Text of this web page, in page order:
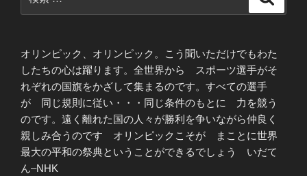
索:
オリンピック、オリンピック。こう聞いただけでもわた
したちの心は躍ります。全世界から スポーツ選手がそ
れぞれの国旗をかざして集まるのです。すべての選手
が 同じ規則に従い・・・同じ条件のもとに 力を競う
のです。遠く離れた国の人々が勝利を争いながら仲良く
親しみ合うのです オリンピックこそが まことに世界
最大の平和の祭典ということができるでしょう いだて
ん–NHK